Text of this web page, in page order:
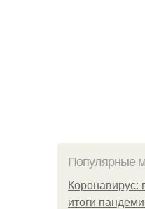
Популярные
Коронавирус:
итоги